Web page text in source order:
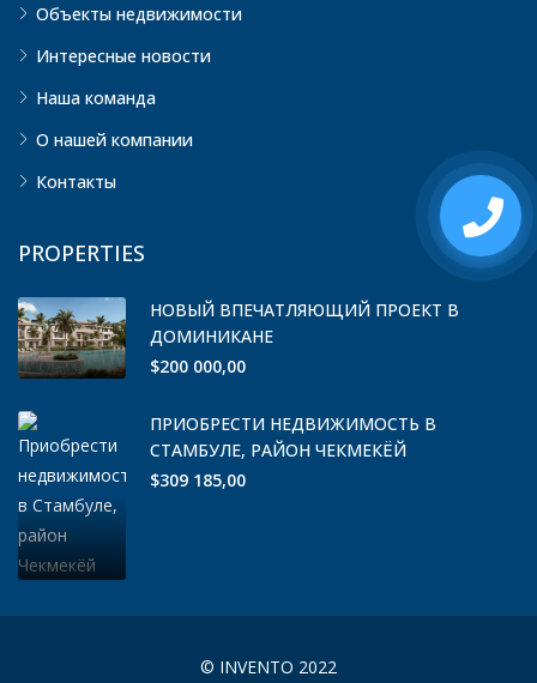
Объекты недвижимости
Интересные новости
Наша команда
О нашей компании
Контакты
PROPERTIES
НОВЫЙ ВПЕЧАТЛЯЮЩИЙ ПРОЕКТ В
ДОМИНИКАНЕ
$200 000,00
ПРИОБРЕСТИ НЕДВИЖИМОСТЬ В
СТАМБУЛЕ, РАЙОН ЧЕКМЕКЁЙ
$309 185,00
© INVENTO 2022